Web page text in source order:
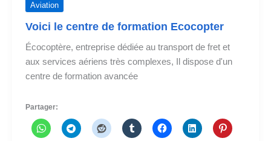
Aviation
Voici le centre de formation Ecocopter
Écocoptère, entreprise dédiée au transport de fret et
aux services aériens très complexes, Il dispose d'un
centre de formation avancée
Partager: